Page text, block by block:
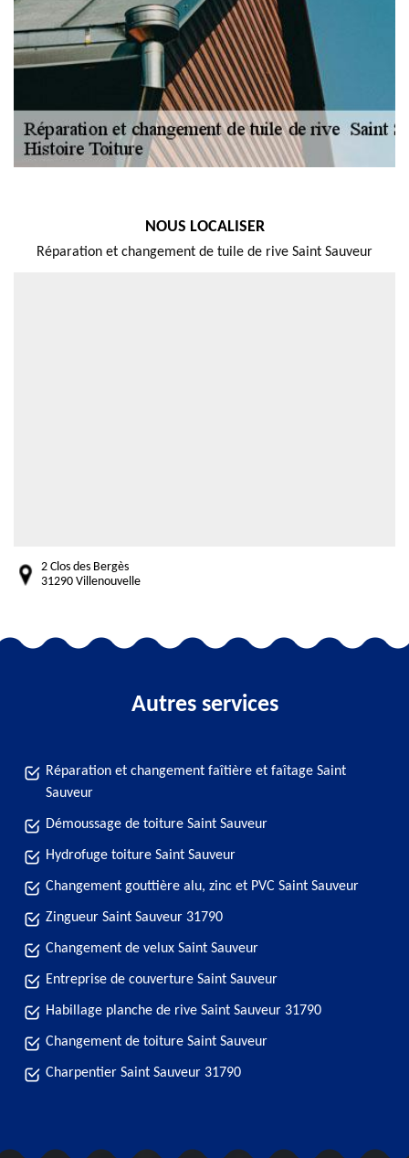
NOUS LOCALISER
Réparation et changement de tuile de rive Saint Sauveur
2 Clos des Bergès
31290 Villenouvelle
Autres services
Réparation et changement faîtière et faîtage Saint
Sauveur
Démoussage de toiture Saint Sauveur
Hydrofuge toiture Saint Sauveur
Changement gouttière alu, zinc et PVC Saint Sauveur
Zingueur Saint Sauveur 31790
Changement de velux Saint Sauveur
Entreprise de couverture Saint Sauveur
Habillage planche de rive Saint Sauveur 31790
Changement de toiture Saint Sauveur
Charpentier Saint Sauveur 31790